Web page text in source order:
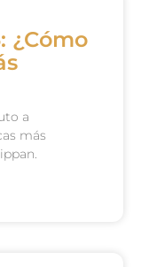
¿Cómo
a
más